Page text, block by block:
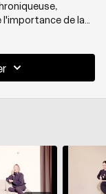
de la
de la
avec le